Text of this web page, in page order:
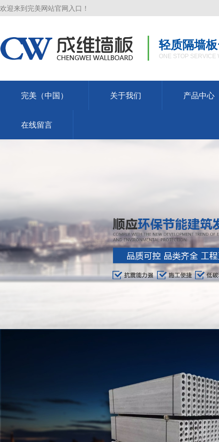
欢迎来到完美网站官网入口！
轻质隔墙
ONE STOP SERVICE
完美（中国） 关于我们 产品中心
在线留言